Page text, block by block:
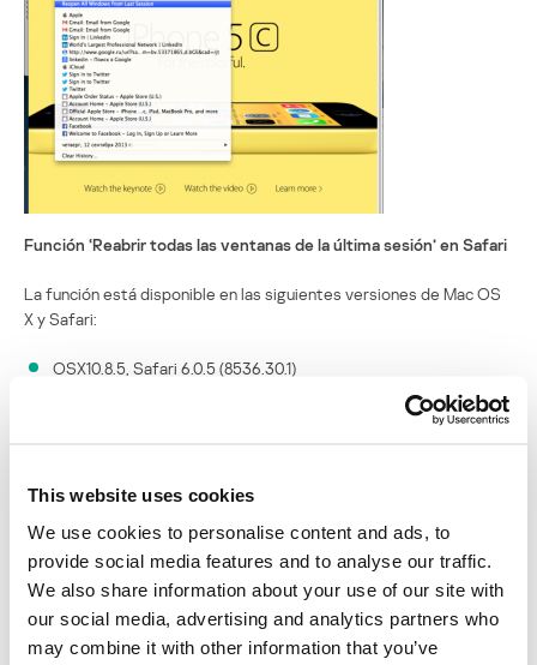
This website uses cookies
We use cookies to personalise content and ads, to
provide social media features and to analyse our traffic.
We also share information about your use of our site with
our social media, advertising and analytics partners who
may combine it with other information that you’ve
Función ‘Reabrir todas las ventanas de la última sesión’ en Safari
La función está disponible en las siguientes versiones de Mac OS
X y Safari:
OSX10.8.5, Safari 6.0.5 (8536.30.1)
sistema en el que el usuario ingresa a Facebook, Twitter, LinkedIn o
su cuenta bancaria de Internet.
Almacenar información confidencial sin codificarla y permitir el
acceso a ella sin restricciones es una gran falla de seguridad que
ofrece a los usuarios maliciosos la oportunidad de robar datos a
los usuarios haciendo un esfuerzo mínimo.
Hemos informado a Apple sobre el problema.